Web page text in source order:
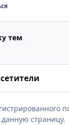
тем
страницу.